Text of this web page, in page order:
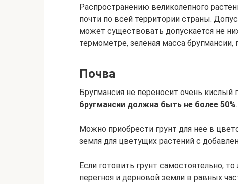
Распространению великолепного
почти по всей территории страны.
может существовать допускается не
термометре, зелёная масса бругмансии,
Почва
Бругмансия не переносит очень кислый
бругмансии должна быть не более 50%.
Можно приобрести грунт для нее в
земля для цветущих растений с
Если готовить грунт самостоятельно,
перегноя и дерновой земли в равных